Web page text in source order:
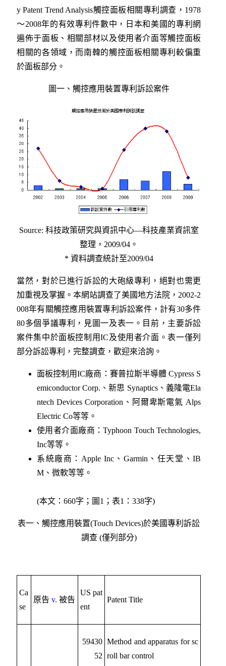
y Patent Trend Analysis觸控面板相關專利調查，1978
～2008年的有效專利件數中，日本和美國的專利網
遍佈于面板、相關部材以及使用者介面等觸控面板
相關的各領域，而南韓的觸控面板相關專利較偏重
於面板部分。
圖一、觸控應用裝置專利訴訟案件
Source: 科技政策研究與資訊中心—科技產業資訊室
整理，2009/04。
* 資料調查統計至2009/04
當然，對於已進行訴訟的大砲級專利，絕對也需更
加重視及掌握。本網站調查了美國地方法院，2002-2
008年有關觸控應用裝置專利訴訟案件，計有30多件
80多個爭議專利，見圖一及表一。目前，主要訴訟
案件集中於面板控制用IC及使用者介面。表一僅列
部分訴訟專利，完整調查，歡迎來洽詢。
面板控制用IC廠商：賽普拉斯半導體 Cypress S
emiconductor Corp.、新思 Synaptics、義隆電Ela
ntech Devices Corporation、阿爾卑斯電氣 Alps
Electric Co等等。
使用者介面廠商：Typhoon Touch Technologies,
Inc等等。
系統廠商：Apple Inc、Garmin、任天堂、IB
M、微軟等等。
(本文：660字；圖1；表1：338字)
表一、觸控應用裝置(Touch Devices)於美國專利訴訟
調查 (僅列部分)
Ca
se
原告v. 被告
US pat
ent
Patent Title
59430
52
Method and apparatus for sc
roll bar control